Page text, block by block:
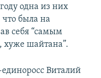
одна из них
что была на
себя “самым
хуже шайтана”.
единоросс Виталий